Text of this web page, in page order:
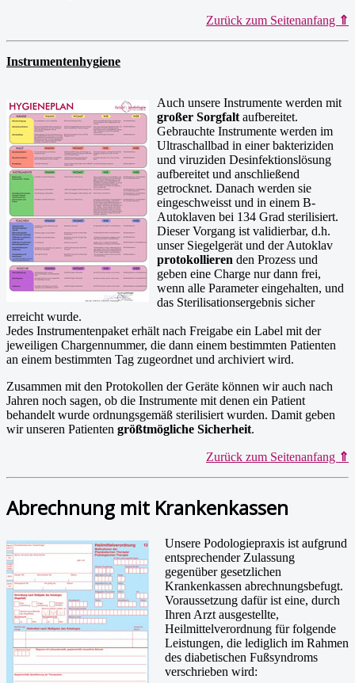
Zurück zum Seitenanfang ⇑
Instrumentenhygiene
Auch unsere Instrumente werden mit
großer Sorgfalt aufbereitet.
Gebrauchte Instrumente werden im
Ultraschallbad in einer bakteriziden
und viruziden Desinfektionslösung
aufbereitet und anschließend
getrocknet. Danach werden sie
eingeschweisst und in einem B-
Autoklaven bei 134 Grad sterilisiert.
Dieser Vorgang ist validierbar, d.h.
unser Siegelgerät und der Autoklav
protokollieren den Prozess und
geben eine Charge nur dann frei,
wenn alle Parameter eingehalten, und
das Sterilisationsergebnis sicher
erreicht wurde.
Jedes Instrumentenpaket erhält nach Freigabe ein Label mit der
jeweiligen Chargennummer, die dann einem bestimmten Patienten
an einem bestimmten Tag zugeordnet und archiviert wird.
Zusammen mit den Protokollen der Geräte können wir auch nach
Jahren noch sagen, ob die Instrumente mit denen ein Patient
behandelt wurde ordnungsgemäß sterilisiert wurden. Damit geben
wir unseren Patienten größtmögliche Sicherheit.
Zurück zum Seitenanfang ⇑
Abrechnung mit Krankenkassen
Unsere Podologiepraxis ist aufgrund
entsprechender Zulassung
gegenüber gesetzlichen
Krankenkassen abrechnungsbefugt.
Voraussetzung dafür ist eine, durch
Ihren Arzt ausgestellte,
Heilmittelverordnung für folgende
Leistungen, die lediglich im Rahmen
des diabetischen Fußsyndroms
verschrieben wird: